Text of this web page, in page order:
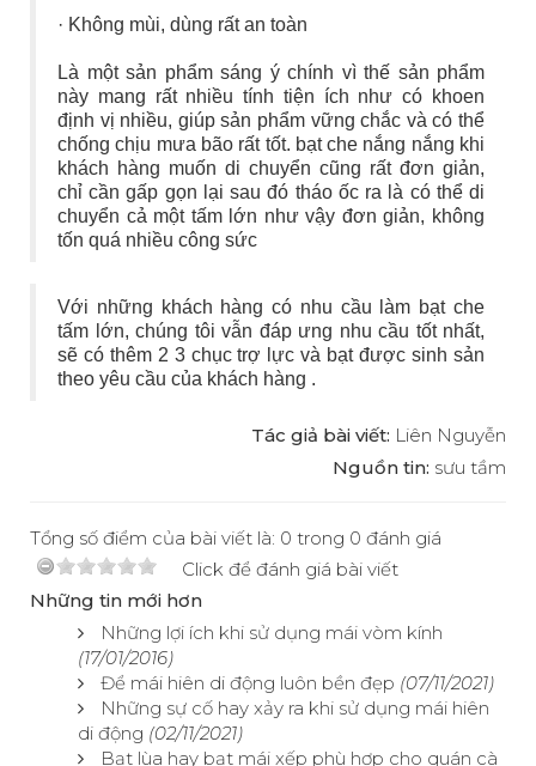
· Không mùi, dùng rất an toàn
Là một sản phẩm sáng ý chính vì thế sản phẩm
này mang rất nhiều tính tiện ích như có khoen
định vị nhiều, giúp sản phẩm vững chắc và có thể
chống chịu mưa bão rất tốt. bạt che nắng nắng khi
khách hàng muốn di chuyển cũng rất đơn giản,
chỉ cần gấp gọn lại sau đó tháo ốc ra là có thể di
chuyển cả một tấm lớn như vậy đơn giản, không
tốn quá nhiều công sức
Với những khách hàng có nhu cầu làm bạt che
tấm lớn, chúng tôi vẫn đáp ưng nhu cầu tốt nhất,
sẽ có thêm 2 3 chục trợ lực và bạt được sinh sản
theo yêu cầu của khách hàng .
Tác giả bài viết: Liên Nguyễn
Nguồn tin: sưu tầm
Tổng số điểm của bài viết là: 0 trong 0 đánh giá
Click để đánh giá bài viết
Những tin mới hơn
Những lợi ích khi sử dụng mái vòm kính
(17/01/2016)
Để mái hiên di động luôn bền đẹp (07/11/2021)
Những sự cố hay xảy ra khi sử dụng mái hiên
di động (02/11/2021)
Bạt lùa hay bạt mái xếp phù hợp cho quán cà